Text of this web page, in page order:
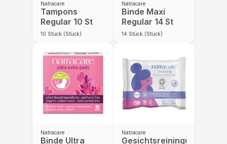
Natracare
Tampons
Regular 10 St
10 Stück (Stück)
Natracare
Binde Maxi
Regular 14 St
14 Stück (Stück)
Natracare
Binde Ultra
Natracare